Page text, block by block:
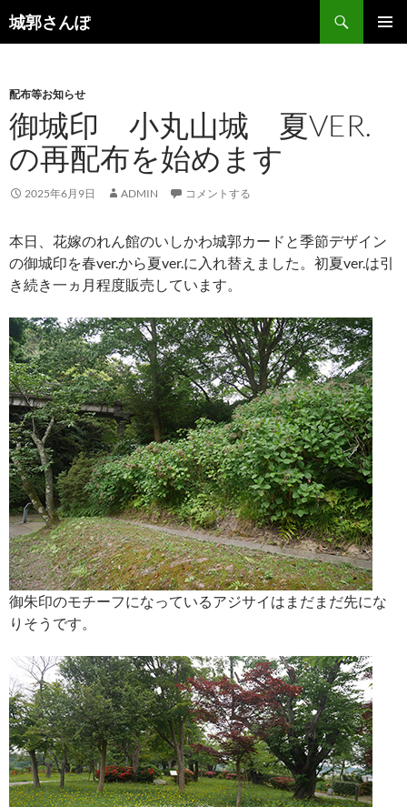
コ
ン
ツ
へ
ス
キ
城郭さんぽ
検
索
配布等お知らせ
御城印 小丸山城 夏VER.
の再配布を始めます
2025年6月9日 ADMIN コメントする
本日、花嫁のれん館のいしかわ城郭カードと季節デザイン
の御城印を春ver.から夏ver.に入れ替えました。初夏ver.は引
き続き一ヵ月程度販売しています。
御朱印のモチーフになっているアジサイはまだまだ先にな
りそうです。